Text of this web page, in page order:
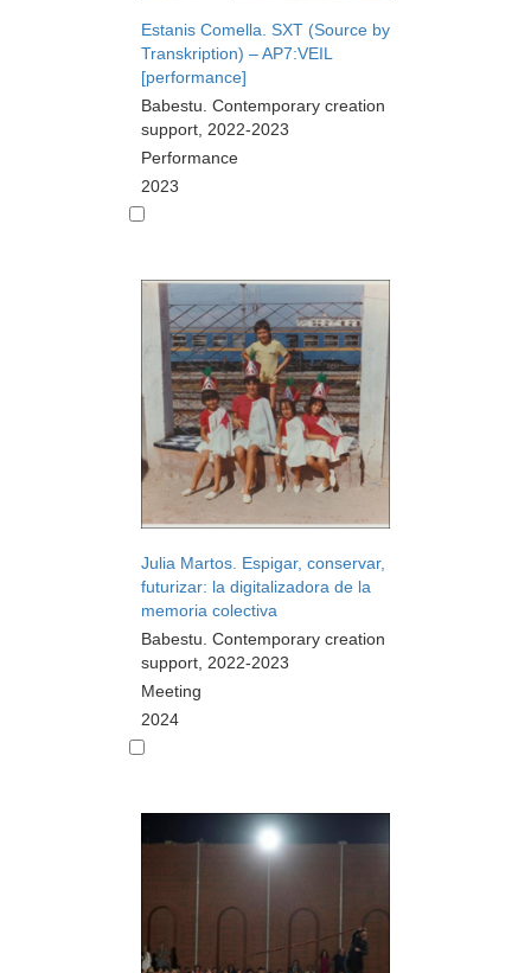
Estanis Comella. SXT (Source by
Transkription) – AP7:VEIL
[performance]
Babestu. Contemporary creation
support, 2022-2023
Performance
2023
Julia Martos. Espigar, conservar,
futurizar: la digitalizadora de la
memoria colectiva
Babestu. Contemporary creation
support, 2022-2023
Meeting
2024